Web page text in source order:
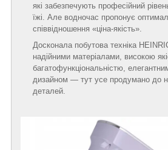
які забезпечують професійний
їжі. Але водночас пропонує
співвідношення «ціна-якість».
Досконала побутова техніка
надійними матеріалами, високою
багатофункціональністю,
дизайном — тут усе продумано до
деталей.